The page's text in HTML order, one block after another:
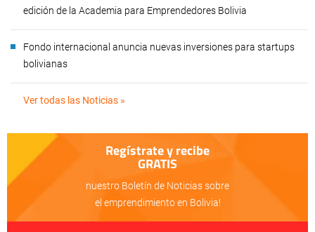
edición de la Academia para Emprendedores Bolivia
Fondo internacional anuncia nuevas inversiones para startups
bolivianas
Ver todas las Noticias »
Regístrate y recibe
GRATIS
nuestro Boletín de Noticias sobre
el emprendimiento en Bolivia!